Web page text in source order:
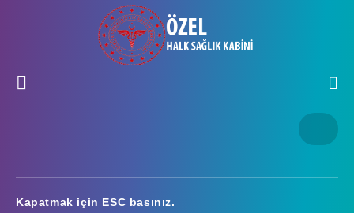
Kapatmak için ESC basınız.